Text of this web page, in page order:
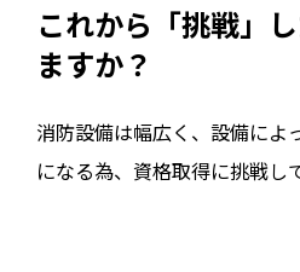
これから「挑戦」
ますか？
消防設備は幅広く、設備によ
になる為、資格取得に挑戦し